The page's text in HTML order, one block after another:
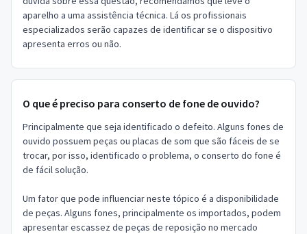
aparelho a uma assistência técnica. Lá os profissionais
especializados serão capazes de identificar se o dispositivo
apresenta erros ou não.
O que é preciso para conserto de fone de ouvido?
Principalmente que seja identificado o defeito. Alguns fones de
ouvido possuem peças ou placas de som que são fáceis de se
trocar, por isso, identificado o problema, o conserto do fone é
de fácil solução.
Um fator que pode influenciar neste tópico é a disponibilidade
de peças. Alguns fones, principalmente os importados, podem
apresentar escassez de peças de reposição no mercado